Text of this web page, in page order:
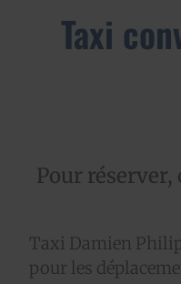
Taxi
Pour
Taxi Damien
pour les